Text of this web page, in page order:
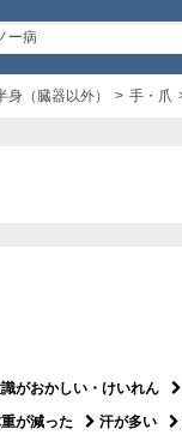
身（臓器以外） 手・爪
がおかしい・けいれん
が減った 汗が多い